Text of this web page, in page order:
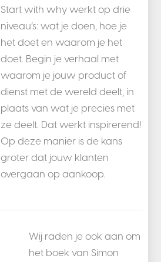
Start with why werkt op drie
niveau’s: wat je doen, hoe je
het doet en waarom je het
doet. Begin je verhaal met
waarom je jouw product of
dienst met de wereld deelt, in
plaats van wat je precies met
ze deelt. Dat werkt inspirerend!
Op deze manier is de kans
groter dat jouw klanten
overgaan op aankoop.
Wij raden je ook aan om
het boek van Simon